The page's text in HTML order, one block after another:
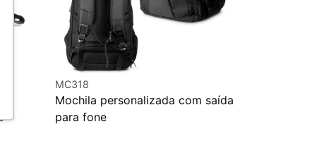
MC318
Mochila personalizada com saída
para fone